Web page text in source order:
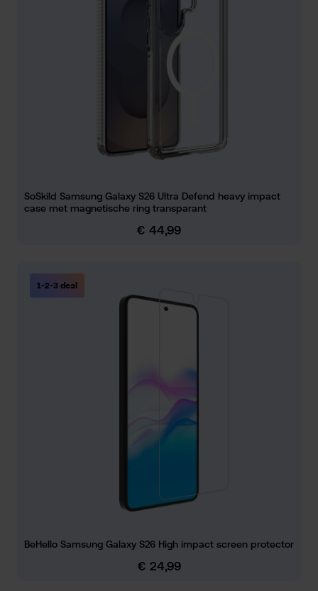
SoSkild Samsung Galaxy S26 Ultra Defend heavy impact
case met magnetische ring transparant
Normale prijs:
€ 44,99
1-2-3 deal
BeHello Samsung Galaxy S26 High impact screen protector
Normale prijs:
€ 24,99